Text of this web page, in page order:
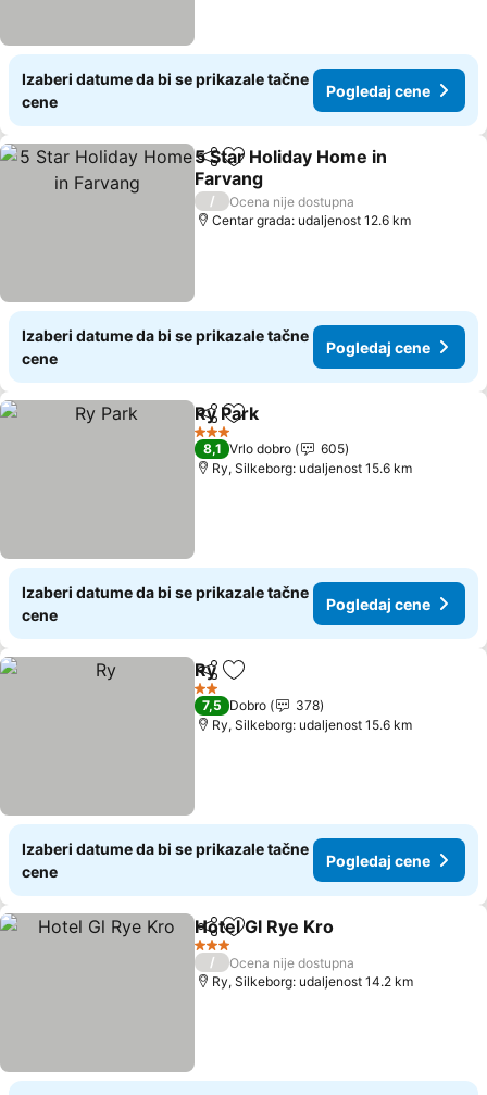
Izaberi datume da bi se prikazale tačne
cene
Pogledaj cene
Deli Dodati u favorite
5 Star Holiday Home in
Farvang
Pogledaj cene
/
Ocena nije dostupna
Centar grada: udaljenost 12.6 km
Izaberi datume da bi se prikazale tačne
cene
Pogledaj cene
Deli Dodati u favorite
Ry Park
3 Zvezdice
8,1 Vrlo dobro
605
Ry, Silkeborg: udaljenost 15.6 km
Izaberi datume da bi se prikazale tačne
cene
Pogledaj cene
Deli Dodati u favorite
Ry
2 Zvezdice
7,5 Dobro
378
Ry, Silkeborg: udaljenost 15.6 km
Izaberi datume da bi se prikazale tačne
cene
Pogledaj cene
Deli Dodati u favorite
Hotel Gl Rye Kro
3 Zvezdice
/
Ocena nije dostupna
Ry, Silkeborg: udaljenost 14.2 km